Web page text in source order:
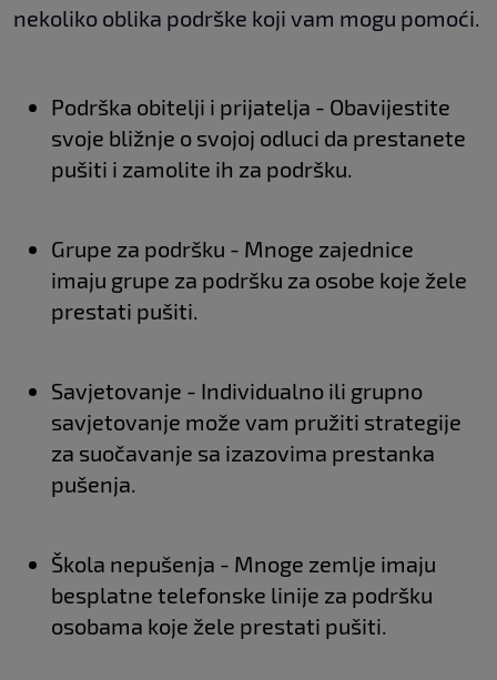
nekoliko oblika podrške koji vam mogu pomoći.
Podrška obitelji i prijatelja - Obavijestite
svoje bližnje o svojoj odluci da prestanete
pušiti i zamolite ih za podršku.
Grupe za podršku - Mnoge zajednice
imaju grupe za podršku za osobe koje žele
prestati pušiti.
Savjetovanje - Individualno ili grupno
savjetovanje može vam pružiti strategije
za suočavanje sa izazovima prestanka
pušenja.
Škola nepušenja - Mnoge zemlje imaju
besplatne telefonske linije za podršku
osobama koje žele prestati pušiti.